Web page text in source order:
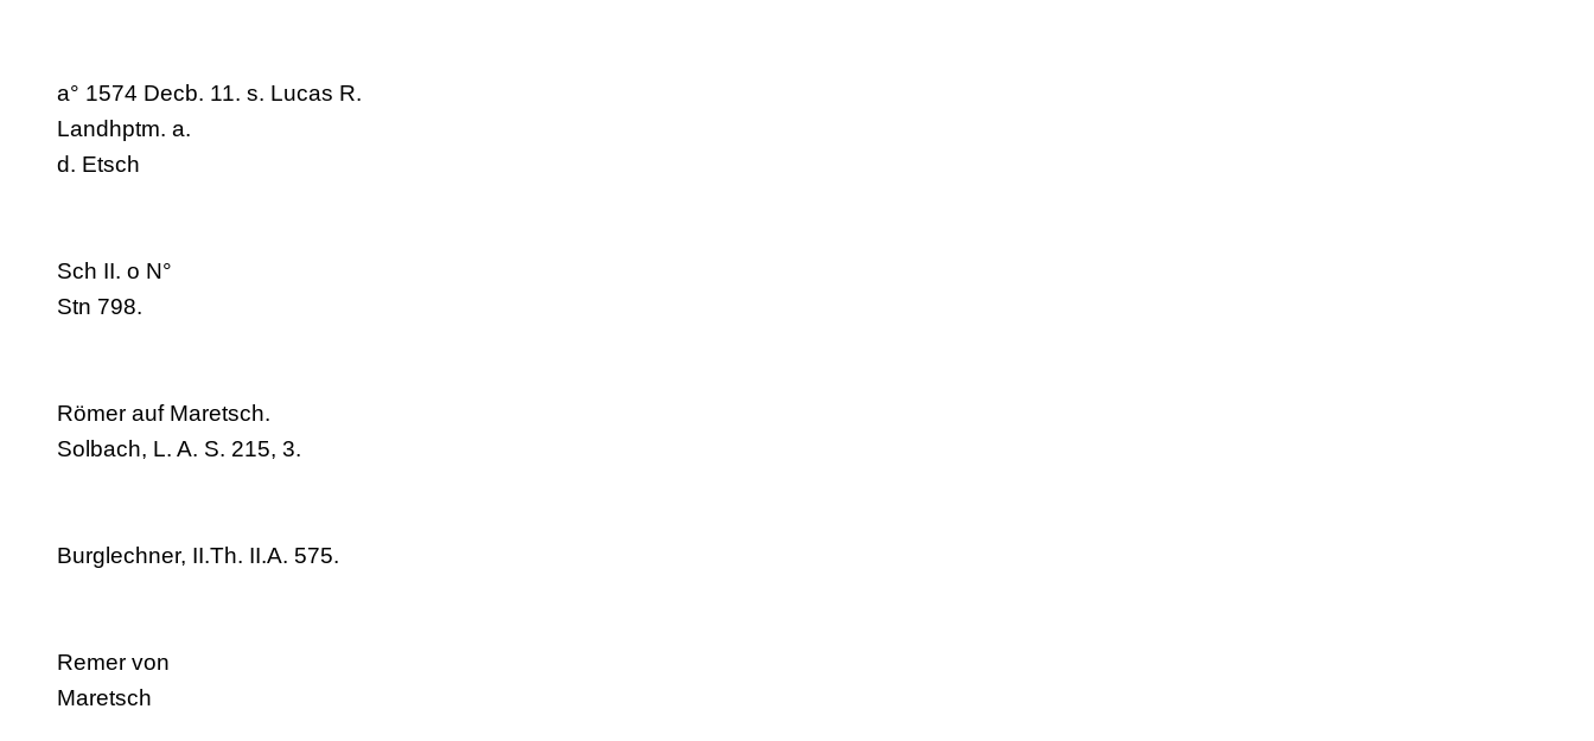
a° 1574 Decb. 11. s. Lucas R.
Landhptm. a.
d. Etsch
Sch II. o N°
Stn 798.
Römer auf Maretsch.
Solbach, L. A. S. 215, 3.
Burglechner, II.Th. II.A. 575.
Remer von
Maretsch